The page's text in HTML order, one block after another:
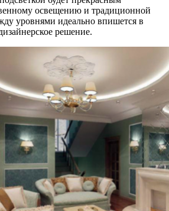
освещению и традиционной
уровнями идеально впишется в
решение.